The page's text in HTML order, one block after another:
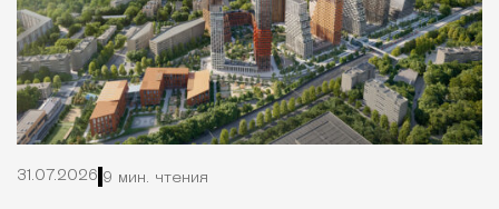
31.07.2026 9 мин. чтения